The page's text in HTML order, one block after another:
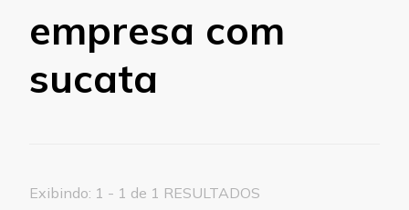
empresa com
sucata
Exibindo: 1 - 1 de 1 RESULTADOS